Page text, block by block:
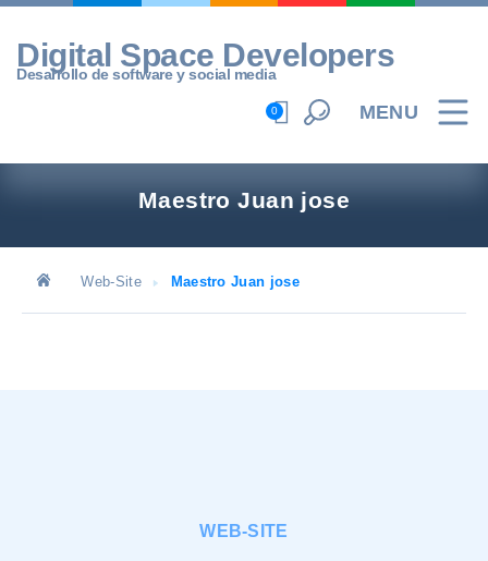
Skip
content
Digital Space Developers
Desarrollo de software y social media
MENU
0
Maestro Juan jose
Web-Site Maestro Juan jose
WEB-SITE